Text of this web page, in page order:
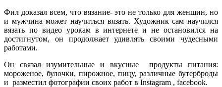
Фил доказал всем, что вязание- это не только для женщин, но
и мужчина может научиться вязать. Художник сам научился
вязать по видео урокам в интернете и не остановился на
достигнутом, он продолжает удивлять своими чудесными
работами.
Он связал изумительные и вкусные продукты питания:
мороженое, булочки, пирожное, пицу, различные бутерброды
и разместил фотографии своих работ в Instagram , facebook.